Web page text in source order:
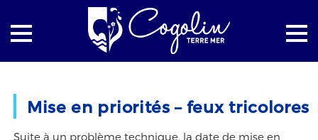
Mise en priorités – feux tricolores
Mise en priorités – feux tricolores
Suite à un problème technique, la date de mise en